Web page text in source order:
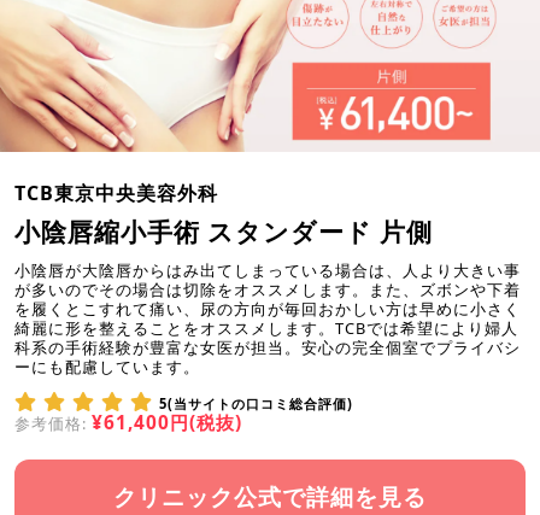
TCB東京中央美容外科
小陰唇縮小手術 スタンダード 片側
小陰唇が大陰唇からはみ出てしまっている場合は、人より大きい事
が多いのでその場合は切除をオススメします。また、ズボンや下着
を履くとこすれて痛い、尿の方向が毎回おかしい方は早めに小さく
綺麗に形を整えることをオススメします。TCBでは希望により婦人
科系の手術経験が豊富な女医が担当。安心の完全個室でプライバシ
ーにも配慮しています。
5(当サイトの口コミ総合評価)
参考価格: ¥61,400円(税抜)
クリニック公式で詳細を見る